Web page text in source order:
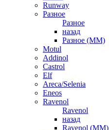
Runway
Разное
Разное
назад
Разное (ММ)
Motul
Addinol
Castrol
Elf
Areca/Selenia
Eneos
Ravenol
Ravenol
назад
Ravenol (ММ)